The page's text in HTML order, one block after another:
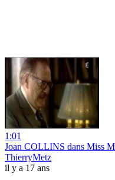
1:01
Joan COLLINS dans Miss
ThierryMetz
il y a 17 ans